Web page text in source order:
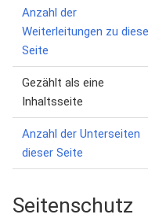
Anzahl der
Weiterleitungen zu
Seite
Gezählt als eine
Inhaltsseite
Anzahl der Unterseiten
dieser Seite
Seitenschutz